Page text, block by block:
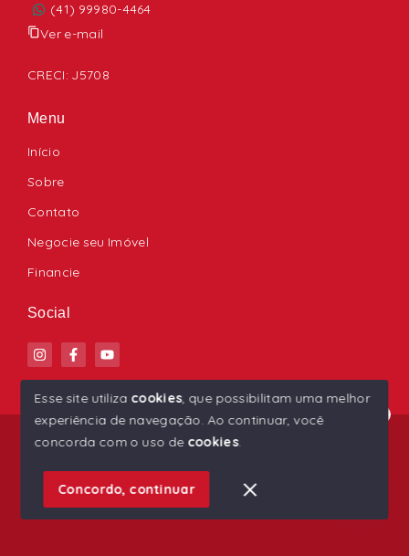
Olá! Estamos disponíveis para te ajudar.
(41) 99980-4464
Ver e-mail
CRECI: J5708
Menu
Início
Sobre
Contato
Negocie seu Imóvel
Financie
Social
© Copyright 2026 - Ana Paula Imóveis - Todos os
SITE PARA IMOBILIARIA
Esse site utiliza cookies, que possibilitam uma melhor
experiência de navegação. Ao continuar, você
concorda com o uso de cookies.
Concordo, continuar